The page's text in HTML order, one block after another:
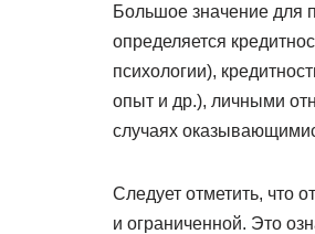
Большое значение для
определяется
психологии),
опыт и др.), личными
случаях
Следует отметить, что
и ограниченной. Это